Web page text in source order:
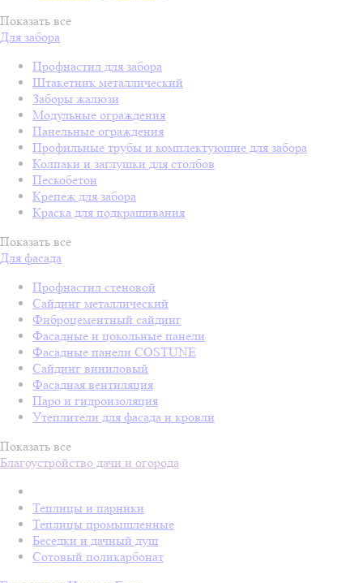
Показать все
Для забора
Профнастил для забора
Штакетник металлический
Заборы жалюзи
Модульные ограждения
Панельные ограждения
Профильные трубы и комплектующие для забора
Колпаки и заглушки для столбов
Пескобетон
Крепеж для забора
Краска для подкрашивания
Показать все
Для фасада
Профнастил стеновой
Сайдинг металлический
Фиброцементный сайдинг
Фасадные и цокольные панели
Фасадные панели COSTUNE
Сайдинг виниловый
Фасадная вентиляция
Паро и гидроизоляция
Утеплители для фасада и кровли
Показать все
Благоустройство дачи и огорода
Теплицы и парники
Теплицы промышленные
Беседки и дачный душ
Сотовый поликарбонат